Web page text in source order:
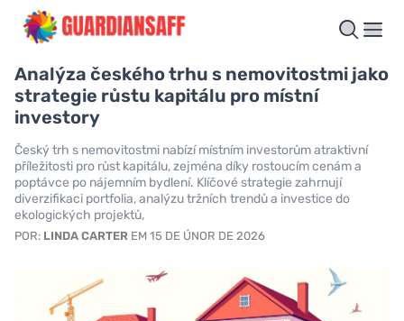
Analýza českého trhu s nemovitostmi jako
strategie růstu kapitálu pro místní
investory
Český trh s nemovitostmi nabízí místním investorům atraktivní
příležitosti pro růst kapitálu, zejména díky rostoucím cenám a
poptávce po nájemním bydlení. Klíčové strategie zahrnují
diverzifikaci portfolia, analýzu tržních trendů a investice do
ekologických projektů,
POR: LINDA CARTER EM 15 DE ÚNOR DE 2026